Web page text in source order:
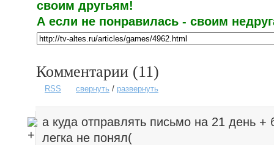
своим другьям!
А если не понравилась - своим
Комментарии (11)
RSS свернуть / развернуть
а куда отправлять письмо на 21 день +
легка не понял(